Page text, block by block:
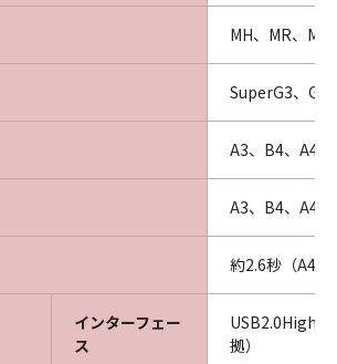
MH、MR、
SuperG3、G3
A3、B4、A4
A3、B4、A4
約2.6秒（A4：
インターフェー
ス
USB2.0High-
拠）